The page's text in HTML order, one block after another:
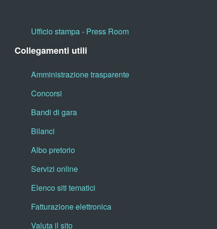
Ufficio stampa - Press Room
Collegamenti utili
Amministrazione trasparente
Concorsi
Bandi di gara
Bilanci
Albo pretorio
Servizi online
Elenco siti tematici
Fatturazione elettronica
Valuta il sito